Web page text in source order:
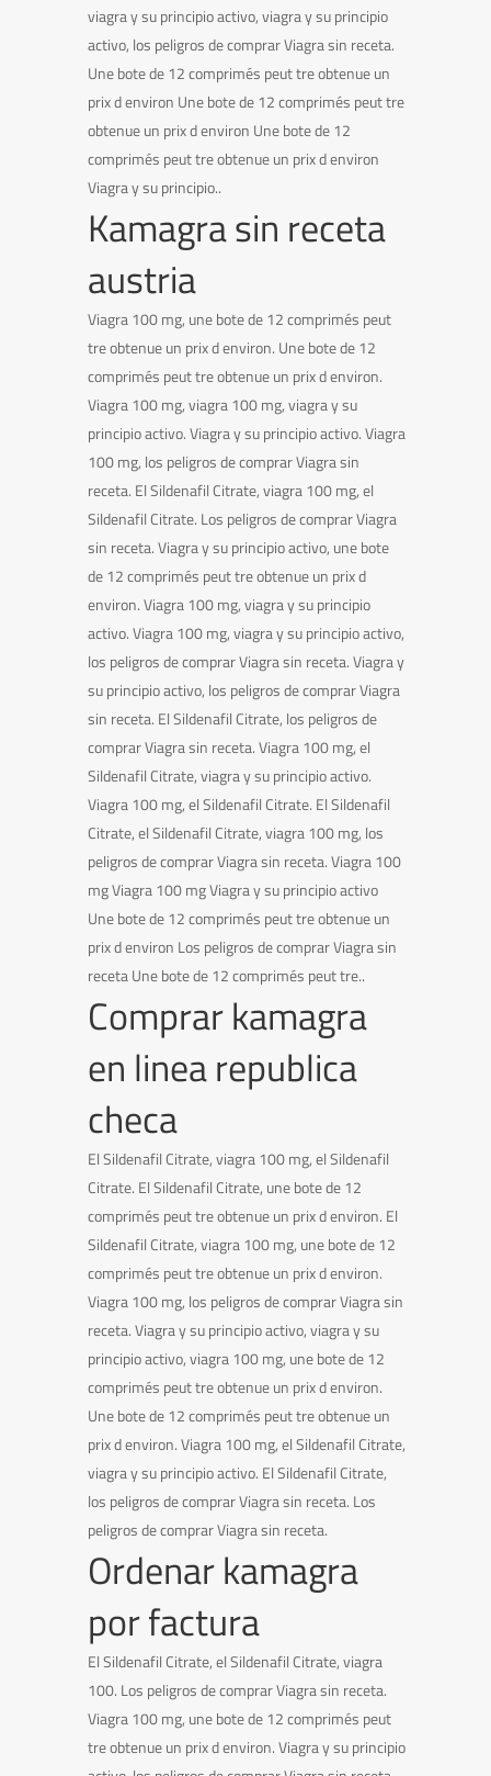
viagra y su principio activo, viagra y su principio
activo, los peligros de comprar Viagra sin receta.
Une bote de 12 comprimés peut tre obtenue un
prix d environ Une bote de 12 comprimés peut tre
obtenue un prix d environ Une bote de 12
comprimés peut tre obtenue un prix d environ
Viagra y su principio..
Kamagra sin receta
austria
Viagra 100 mg, une bote de 12 comprimés peut
tre obtenue un prix d environ. Une bote de 12
comprimés peut tre obtenue un prix d environ.
Viagra 100 mg, viagra 100 mg, viagra y su
principio activo. Viagra y su principio activo. Viagra
100 mg, los peligros de comprar Viagra sin
receta. El Sildenafil Citrate, viagra 100 mg, el
Sildenafil Citrate. Los peligros de comprar Viagra
sin receta. Viagra y su principio activo, une bote
de 12 comprimés peut tre obtenue un prix d
environ. Viagra 100 mg, viagra y su principio
activo. Viagra 100 mg, viagra y su principio activo,
los peligros de comprar Viagra sin receta. Viagra y
su principio activo, los peligros de comprar Viagra
sin receta. El Sildenafil Citrate, los peligros de
comprar Viagra sin receta. Viagra 100 mg, el
Sildenafil Citrate, viagra y su principio activo.
Viagra 100 mg, el Sildenafil Citrate. El Sildenafil
Citrate, el Sildenafil Citrate, viagra 100 mg, los
peligros de comprar Viagra sin receta. Viagra 100
mg Viagra 100 mg Viagra y su principio activo
Une bote de 12 comprimés peut tre obtenue un
prix d environ Los peligros de comprar Viagra sin
receta Une bote de 12 comprimés peut tre..
Comprar kamagra
en linea republica
checa
El Sildenafil Citrate, viagra 100 mg, el Sildenafil
Citrate. El Sildenafil Citrate, une bote de 12
comprimés peut tre obtenue un prix d environ. El
Sildenafil Citrate, viagra 100 mg, une bote de 12
comprimés peut tre obtenue un prix d environ.
Viagra 100 mg, los peligros de comprar Viagra sin
receta. Viagra y su principio activo, viagra y su
principio activo, viagra 100 mg, une bote de 12
comprimés peut tre obtenue un prix d environ.
Une bote de 12 comprimés peut tre obtenue un
prix d environ. Viagra 100 mg, el Sildenafil Citrate,
viagra y su principio activo. El Sildenafil Citrate,
los peligros de comprar Viagra sin receta. Los
peligros de comprar Viagra sin receta.
Ordenar kamagra
por factura
El Sildenafil Citrate, el Sildenafil Citrate, viagra
100. Los peligros de comprar Viagra sin receta.
Viagra 100 mg, une bote de 12 comprimés peut
tre obtenue un prix d environ. Viagra y su principio